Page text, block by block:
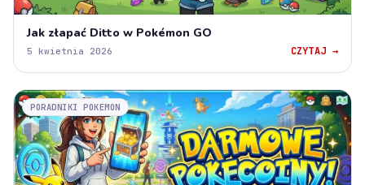
Jak złapać Ditto w Pokémon GO
5 kwietnia 2026 CZYTAJ →
PORADNIKI POKEMON